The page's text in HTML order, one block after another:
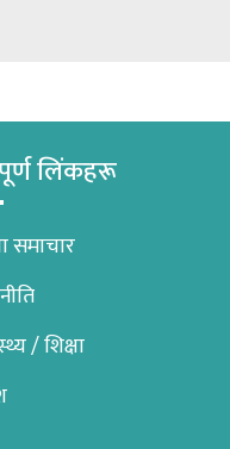
लिंकहरू
समाचार
/ शिक्षा